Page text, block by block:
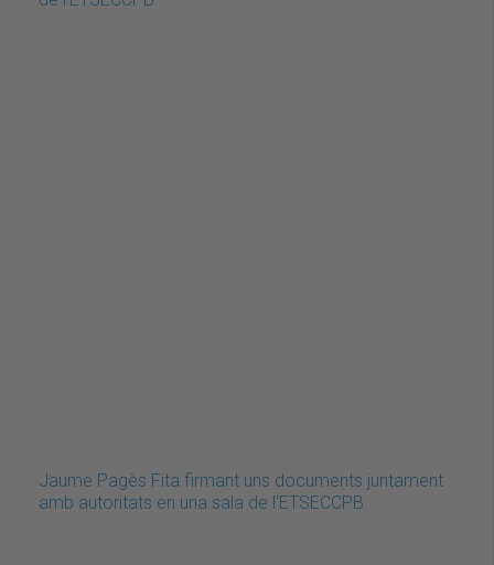
Jaume Pagès Fita firmant uns documents juntament
amb autoritats en una sala de l'ETSECCPB